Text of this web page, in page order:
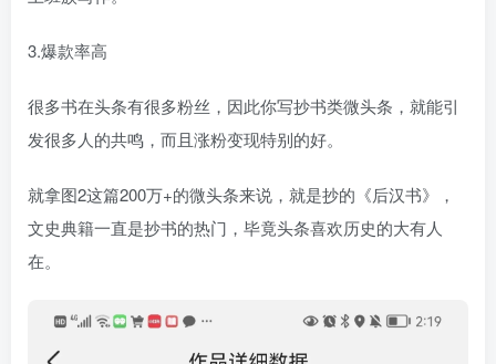
3.爆款率高
很多书在头条有很多粉丝，因此你写抄书类微头条，就能引
发很多人的共鸣，而且涨粉变现特别的好。
就拿图2这篇200万+的微头条来说，就是抄的《后汉书》，
文史典籍一直是抄书的热门，毕竟头条喜欢历史的大有人
在。